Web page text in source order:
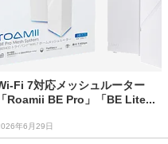
Fi 7対応メッシュルーター
「Roamii BE Pro」「BE Lite...
年6月29日